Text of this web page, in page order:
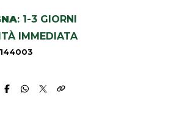
: 1-3 GIORNI
IMMEDIATA